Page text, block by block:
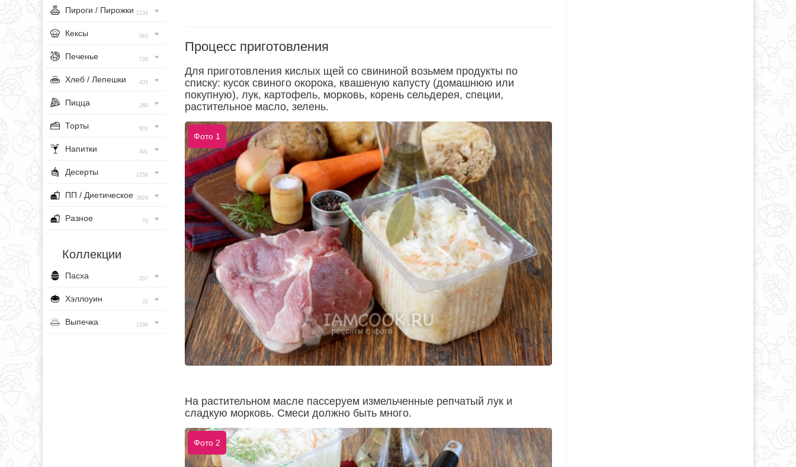
Пироги / Пирожки 2134
Кексы 563
Печенье 728
Хлеб / Лепешки 433
Пицца 260
Торты 801
Напитки 491
Десерты 1256
ПП / Диетическое 3929
Разное 76
Коллекции
Пасха 237
Хэллоуин 31
Выпечка 1296
Процесс приготовления
Для приготовления кислых щей со свининой возьмем продукты по
списку: кусок свиного окорока, квашеную капусту (домашнюю или
покупную), лук, картофель, морковь, корень сельдерея, специи,
растительное масло, зелень.
Фото 1
На растительном масле пассеруем измельченные репчатый лук и
сладкую морковь. Смеси должно быть много.
Фото 2